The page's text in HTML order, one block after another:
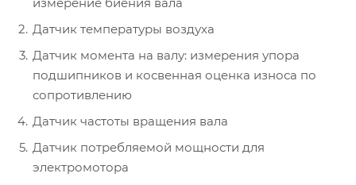
Датчик температуры воздуха
Датчик момента на валу: измерения упора
подшипников и косвенная оценка износа по
сопротивлению
Датчик частоты вращения вала
Датчик потребляемой мощности для
электромотора